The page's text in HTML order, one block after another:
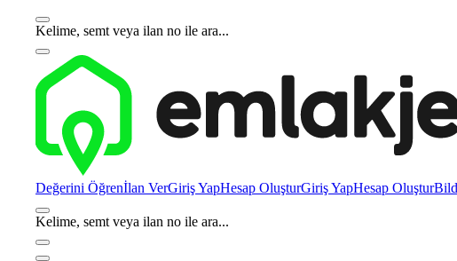
Kelime, semt veya ilan no ile ara...
Değerini Öğrenİlan VerGiriş YapHesap OluşturGiriş YapHesap Oluştur
Kelime, semt veya ilan no ile ara...